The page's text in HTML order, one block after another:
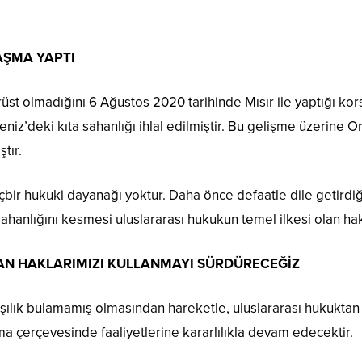
YAPTI
olmadığını 6 Ağustos 2020 tarihinde Mısır ile yaptığı
kıta sahanlığı ihlal edilmiştir. Bu gelişme üzerine
hukuki dayanağı yoktur. Daha önce defaatle dile
kesmesi uluslararası hukukun temel ilkesi olan
HAKLARIMIZI KULLANMAYI SÜRDÜRECEĞİZ
bulamamış olmasından hareketle, uluslararası hukuktan
çerçevesinde faaliyetlerine kararlılıkla devam edecektir.